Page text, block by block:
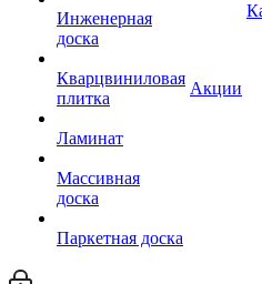
Инженерная
доска
Кварцвиниловая
плитка
Ламинат
Массивная
доска
Паркетная доска
Акции